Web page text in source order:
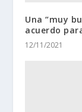
Una “muy
acuerdo
12/11/2021